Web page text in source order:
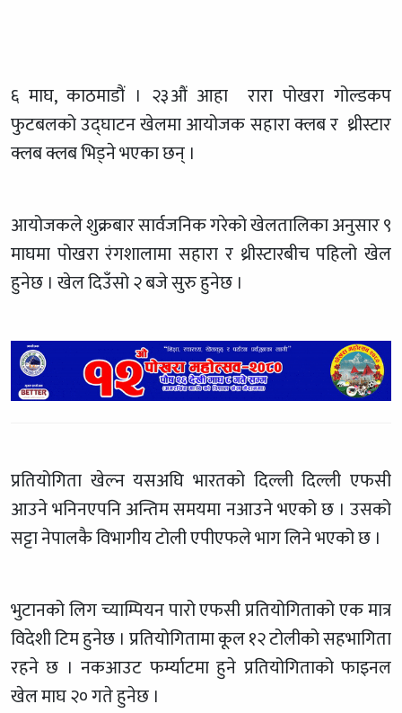
६ माघ, काठमाडौं । २३औं आहा रारा पोखरा गोल्डकप
फुटबलको उद्घाटन खेलमा आयोजक सहारा क्लब र थ्रीस्टार
क्लब क्लब भिड्ने भएका छन् ।
आयोजकले शुक्रबार सार्वजनिक गरेको खेलतालिका अनुसार ९
माघमा पोखरा रंगशालामा सहारा र थ्रीस्टारबीच पहिलो खेल
हुनेछ । खेल दिउँसो २ बजे सुरु हुनेछ ।
प्रतियोगिता खेल्न यसअघि भारतको दिल्ली दिल्ली एफसी
आउने भनिनएपनि अन्तिम समयमा नआउने भएको छ । उसको
सट्टा नेपालकै विभागीय टोली एपीएफले भाग लिने भएको छ ।
भुटानको लिग च्याम्पियन पारो एफसी प्रतियोगिताको एक मात्र
विदेशी टिम हुनेछ । प्रतियोगितामा कूल १२ टोलीको सहभागिता
रहने छ । नकआउट फर्म्याटमा हुने प्रतियोगिताको फाइनल
खेल माघ २० गते हुनेछ ।